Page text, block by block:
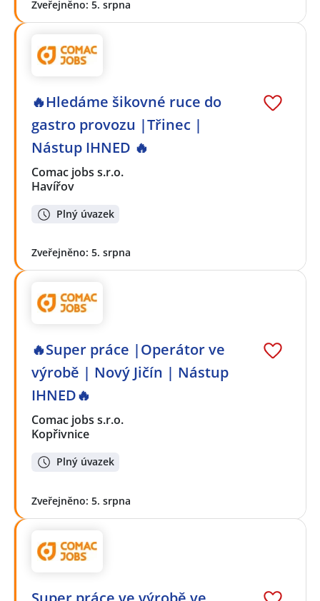
Zveřejněno: 5. srpna
🔥Hledáme šikovné ruce do
gastro provozu |Třinec |
Nástup IHNED 🔥
Comac jobs s.r.o.
Havířov
Plný úvazek
Zveřejněno: 5. srpna
🔥Super práce |Operátor ve
výrobě | Nový Jičín | Nástup
IHNED🔥
Comac jobs s.r.o.
Kopřivnice
Plný úvazek
Zveřejněno: 5. srpna